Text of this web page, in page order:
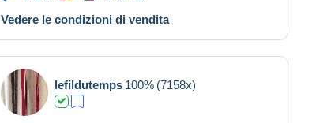
Vedere le condizioni di vendita
lefildutemps 100% (7158x)